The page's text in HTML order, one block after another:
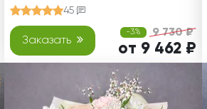
45
Заказать
-3% 9 730 ₽
от 9 462 ₽